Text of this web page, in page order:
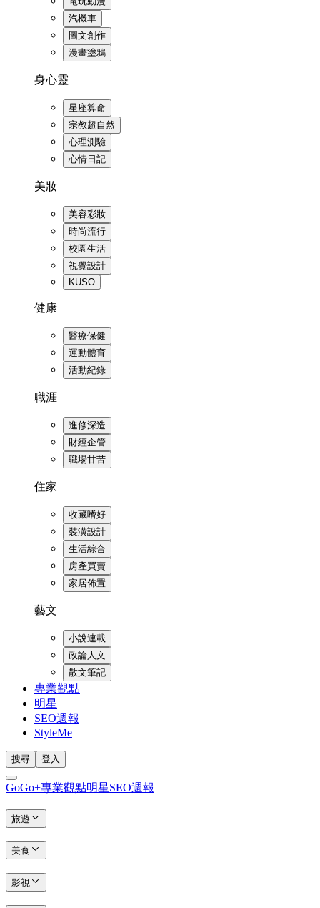
汽機車
圖文創作
漫畫塗鴉
身心靈
星座算命
宗教超自然
心理測驗
心情日記
美妝
美容彩妝
時尚流行
校園生活
視覺設計
KUSO
健康
醫療保健
運動體育
活動紀錄
職涯
進修深造
財經企管
職場甘苦
住家
收藏嗜好
裝潢設計
生活綜合
房產買賣
家居佈置
藝文
小說連載
政論人文
散文筆記
專業觀點
明星
SEO週報
StyleMe
搜尋 登入
GoGo+專業觀點明星SEO週報
旅遊
美食
影視